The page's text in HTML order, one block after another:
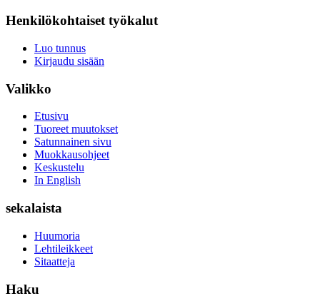
Henkilökohtaiset työkalut
Luo tunnus
Kirjaudu sisään
Valikko
Etusivu
Tuoreet muutokset
Satunnainen sivu
Muokkausohjeet
Keskustelu
In English
sekalaista
Huumoria
Lehtileikkeet
Sitaatteja
Haku